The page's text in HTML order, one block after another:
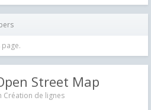
Street Map
Création de lignes